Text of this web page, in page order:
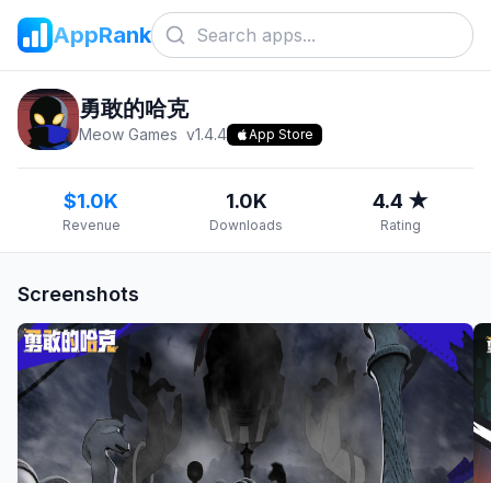
AppRank
勇敢的哈克
Meow Games v1.4.4 App Store
$1.0K
Revenue
1.0K
Downloads
4.4 ★
Rating
Screenshots